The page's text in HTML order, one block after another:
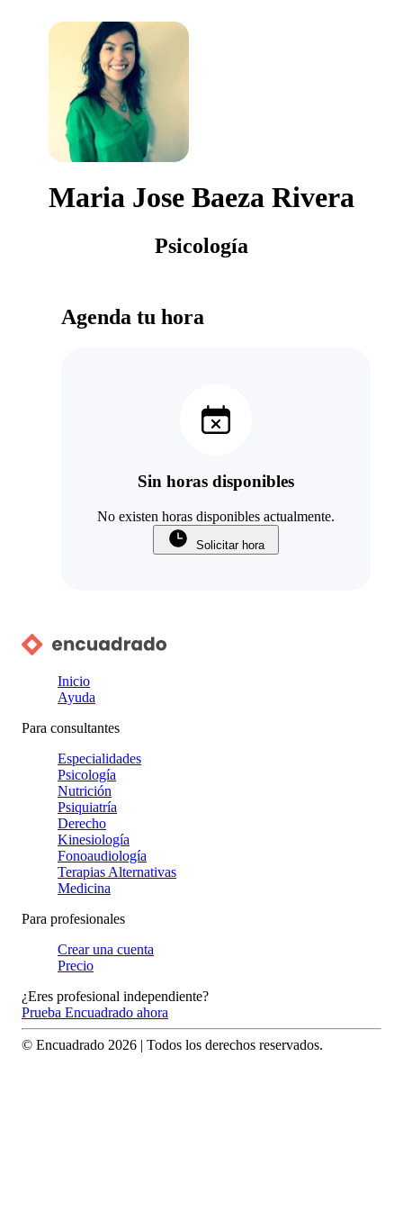
Maria Jose Baeza Rivera
Psicología
Agenda tu hora
Sin horas disponibles
No existen horas disponibles actualmente.
Solicitar hora
Inicio
Ayuda
Para consultantes
Especialidades
Psicología
Nutrición
Psiquiatría
Derecho
Kinesiología
Fonoaudiología
Terapias Alternativas
Medicina
Para profesionales
Crear una cuenta
Precio
¿Eres profesional independiente?
Prueba Encuadrado ahora
© Encuadrado 2026 | Todos los derechos reservados.